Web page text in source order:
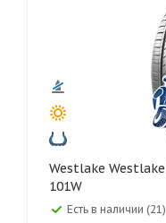
Westlake Westlake 225/55 R17 ZuperEco Z-108
101W
Есть в наличии (21)